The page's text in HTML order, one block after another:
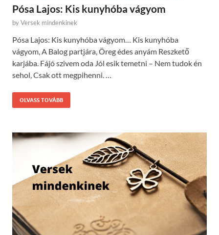
Pósa Lajos: Kis kunyhóba vágyom
byVersek mindenkinek
Pósa Lajos: Kis kunyhóba vágyom… Kis kunyhóba
vágyom, A Balog partjára, Öreg édes anyám Reszkető
karjába. Fájó szivem oda Jól esik temetni – Nem tudok én
sehol, Csak ott megpihenni. …
OLVASS TOVÁBB